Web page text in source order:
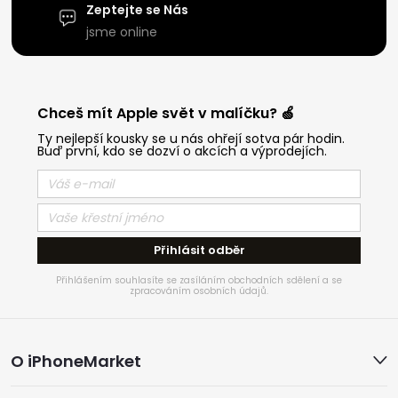
Zeptejte se Nás
jsme online
Chceš mít Apple svět v malíčku? 🍏
Ty nejlepší kousky se u nás ohřejí sotva pár hodin.
Buď první, kdo se dozví o akcích a výprodejích.
Přihlásit odběr
Přihlášením souhlasíte se zasíláním obchodních sdělení a se
zpracováním osobních údajů.
áO iPhoneMarket